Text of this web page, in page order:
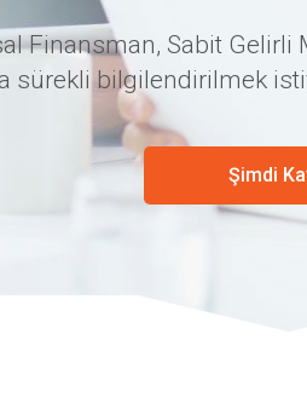
Finansman, Sabit
sürekli bilgilendirilmek
Şimdi